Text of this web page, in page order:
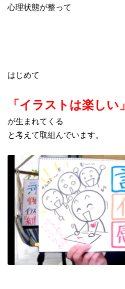
心理状態が整って
はじめて
「イラストは楽しい」
が生まれてくる
と考えて取組んでいます。